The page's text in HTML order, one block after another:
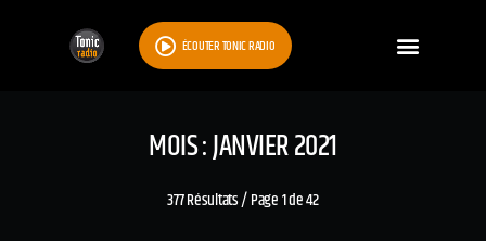
ÉCOUTER TONIC RADIO
MOIS : JANVIER 2021
377 Résultats / Page 1 de 42